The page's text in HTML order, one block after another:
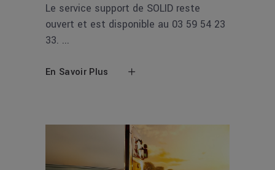
Le service support de SOLID reste
ouvert et est disponible au 03 59 54 23
33.
En Savoir Plus